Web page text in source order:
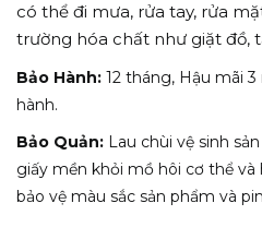
có thể đi mưa, rửa tay, rửa
trường hóa chất như giặt đồ,
Bảo Hành: 12 tháng, Hậu mãi
hành.
Bảo Quản: Lau chùi vệ sinh
giấy mền khỏi mồ hôi cơ thể và
bảo vệ màu sắc sản phẩm và